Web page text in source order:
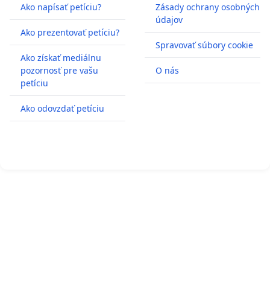
Ako napísať petíciu?
Ako prezentovať petíciu?
Ako získať mediálnu
pozornosť pre vašu
petíciu
Ako odovzdať petíciu
Zásady ochrany osobných
údajov
Spravovať súbory cookie
O nás